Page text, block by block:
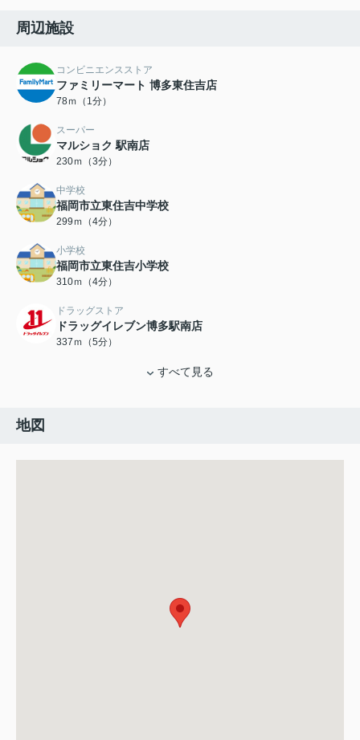
周辺施設
コンビニエンスストア
ファミリーマート 博多東住吉店
78ｍ（1分）
スーパー
マルショク 駅南店
230ｍ（3分）
中学校
福岡市立東住吉中学校
299ｍ（4分）
小学校
福岡市立東住吉小学校
310ｍ（4分）
ドラッグストア
ドラッグイレブン博多駅南店
337ｍ（5分）
すべて見る
地図